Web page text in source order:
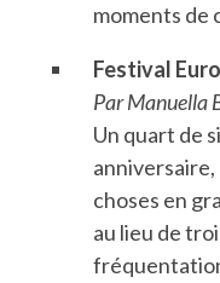
moments de
Festival
Par Manuella
Un quart de
choses en
au lieu de